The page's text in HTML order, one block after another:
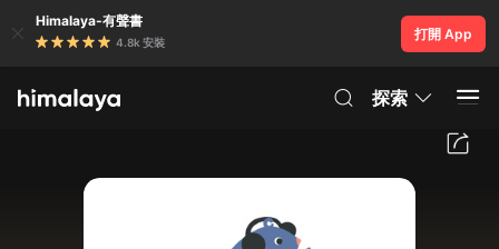
Himalaya-有聲書
4.8k 安裝
打開 App
探索